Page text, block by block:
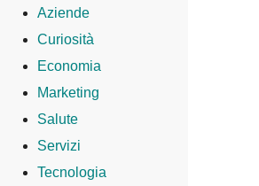
Aziende
Curiosità
Economia
Marketing
Salute
Servizi
Tecnologia